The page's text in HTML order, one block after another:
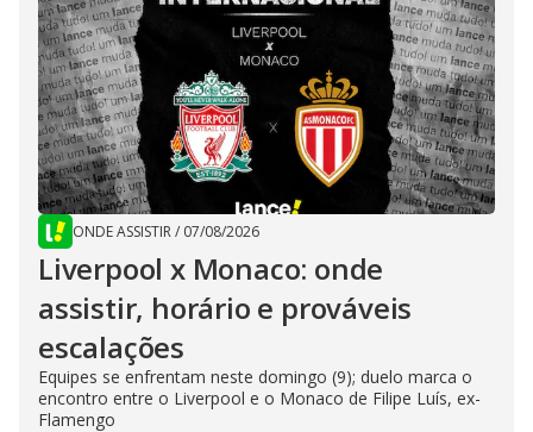
ONDE ASSISTIR/ 07/08/2026
Liverpool x Monaco: onde
assistir, horário e prováveis
escalações
Equipes se enfrentam neste domingo (9); duelo marca o
encontro entre o Liverpool e o Monaco de Filipe Luís, ex-
Flamengo